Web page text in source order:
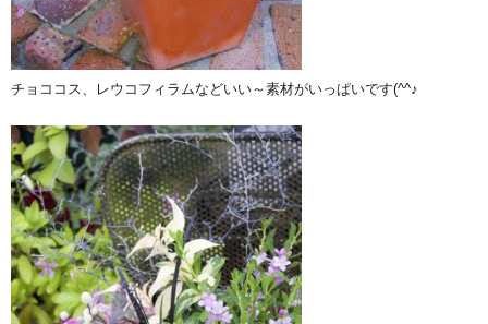
チョココス、レウコフィラムなどいい～素材がいっぱいです(^^♪